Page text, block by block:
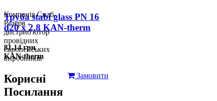
Труба stabi glass PN 16
d20 х 2,8 KAN-therm
81.14 грн
KAN-therm
Замовити
Компанія Снаб-
Резерв -
дистриб'ютор
провідних
європейських
виробників
Корисні
Посилання